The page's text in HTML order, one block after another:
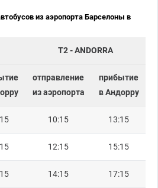
из аэропорта Барселоны в
T2 - ANDORRA
отправление
из аэропорта
прибытие
в Андорру
10:15 13:15
12:15 15:15
14:15 17:15